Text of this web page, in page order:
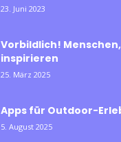
23. Juni 2023
Vorbildlich!
inspirieren
25. März 2025
Apps für Outdoor-
5. August 2025